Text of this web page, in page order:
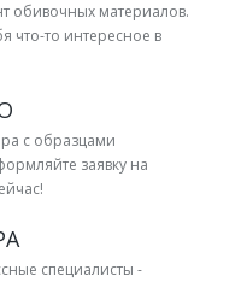
обивочных материалов.
что-то интересное в
с образцами
заявку на
специалисты -